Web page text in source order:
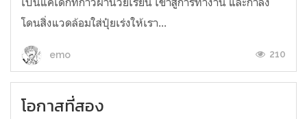
โดนสิ่งแวดล้อมใส่ปุ๋ยเร่งให้เรา...
emo 210
โอกาสที่สอง